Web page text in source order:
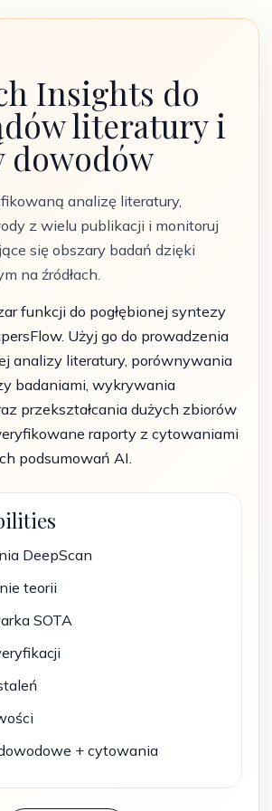
Insights do
literatury i
dowodów
analizę literatury,
z wielu publikacji i monitoruj
się obszary badań dzięki
na źródłach.
funkcji do pogłębionej syntezy
Użyj go do prowadzenia
analizy literatury, porównywania
badaniami, wykrywania
przekształcania dużych zbiorów
raporty z cytowaniami
podsumowań AI.
DeepScan
teorii
SOTA
+ cytowania